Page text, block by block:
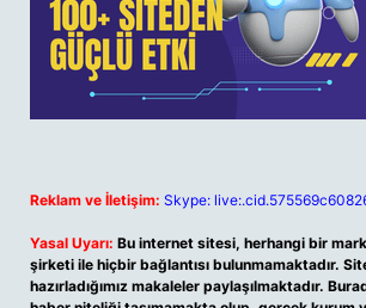
Reklam ve İletişim: Skype:
Yasal Uyarı: Bu internet sitesi, herhangi bir
şirketi ile hiçbir bağlantısı bulunmamaktadır.
hazırladığımız makaleler paylaşılmaktadır.